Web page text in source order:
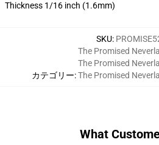
Thickness 1/16 inch (1.6mm)
SKU:
カテゴリー:
The Promised
The Promised
The Promised
What